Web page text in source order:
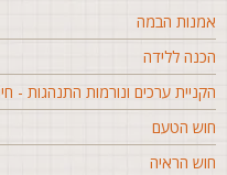
הבמה
ללידה
ערכים ונורמות התנהגות - חינוך
הטעם
הראיה